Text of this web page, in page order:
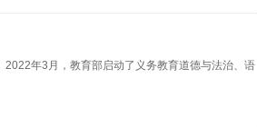
年3月，教育部启动了义务教育道德与法治、语